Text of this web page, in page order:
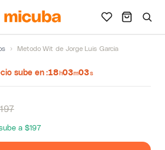
› Metodo Wit de Jorge Luis Garcia
sube en 18h03m02s
a $197